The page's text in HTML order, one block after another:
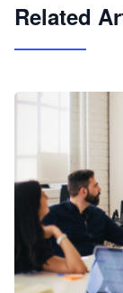
Related